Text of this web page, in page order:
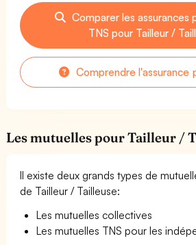
Comparer les assurances
TNS pour Tailleur /
Comprendre l'assurance
Les mutuelles pour Tailleur /
Il existe deux grands types de
de Tailleur / Tailleuse:
Les mutuelles collectives
Les mutuelles TNS pour les